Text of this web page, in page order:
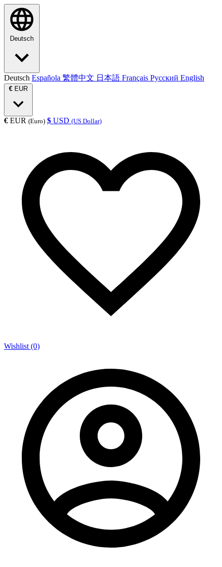
Deutsch
Deutsch Española 繁體中文 日本語 Français Русский English
€ EUR
€ EUR (Euro) $ USD (US Dollar)
Wishlist (0)